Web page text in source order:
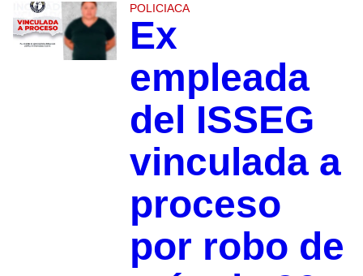
POLICIACA
Ex
empleada
del ISSEG
vinculada a
proceso
por robo de